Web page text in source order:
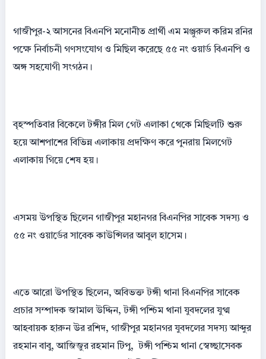
গাজীপুর-২ আসনের বিএনপি মনোনীত প্রার্থী এম মঞ্জুরুল করিম রনির
পক্ষে নির্বাচনী গণসংযোগ ও মিছিল করেছে ৫৫ নং ওয়ার্ড বিএনপি ও
অঙ্গ সহযোগী সংগঠন।
বৃহস্পতিবার বিকেলে টঙ্গীর মিল গেট এলাকা থেকে মিছিলটি শুরু
হয়ে আশপাশের বিভিন্ন এলাকায় প্রদক্ষিণ করে পুনরায় মিলগেট
এলাকায় গিয়ে শেষ হয়।
এসময় উপস্থিত ছিলেন গাজীপুর মহানগর বিএনপির সাবেক সদস্য ও
৫৫ নং ওয়ার্ডের সাবেক কাউন্সিলর আবুল হাসেম।
এতে আরো উপস্থিত ছিলেন, অবিভক্ত টঙ্গী থানা বিএনপির সাবেক
প্রচার সম্পাদক জামাল উদ্দিন, টঙ্গী পশ্চিম থানা যুবদলের যুগ্ম
আহবায়ক হারুন উর রশিদ, গাজীপুর মহানগর যুবদলের সদস্য আব্দুর
রহমান বাবু, আজিজুর রহমান টিপু, টঙ্গী পশ্চিম থানা স্বেচ্ছাসেবক